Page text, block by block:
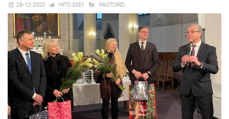
28-12-2023 HITS:3351 PASTORID